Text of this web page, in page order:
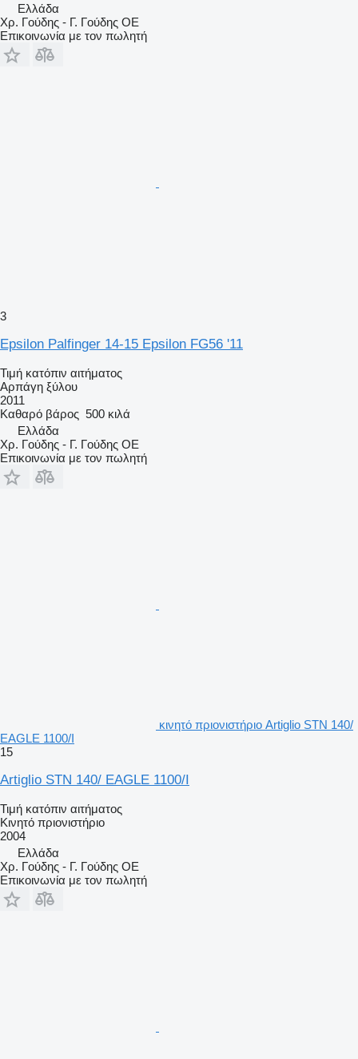
Ελλάδα
Χρ. Γούδης - Γ. Γούδης ΟΕ
Επικοινωνία με τον πωλητή
3
Epsilon Palfinger 14-15 Epsilon FG56 '11
Τιμή κατόπιν αιτήματος
Αρπάγη ξύλου
2011
Καθαρό βάρος 500 κιλά
Ελλάδα
Χρ. Γούδης - Γ. Γούδης ΟΕ
Επικοινωνία με τον πωλητή
κινητό πριονιστήριο Artiglio STN 140/
EAGLE 1100/I
15
Artiglio STN 140/ EAGLE 1100/I
Τιμή κατόπιν αιτήματος
Κινητό πριονιστήριο
2004
Ελλάδα
Χρ. Γούδης - Γ. Γούδης ΟΕ
Επικοινωνία με τον πωλητή